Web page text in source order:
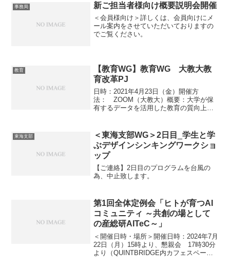
事務局 新ご担当者様向け概要説明会開催
＜会員様向け＞詳しくは、会員向けにメ
ール案内をさせていただいておりますの
でご覧ください。
教育
【教育WG】教育WG 大教大教
育改革PJ
日時：2021年4月23日（金）開催方
法： ZOOM（大教大）概要：大学が保
有するデータを活用した教育の質向上イ
東海支部
＜東海支部WG＞2日目‗学生と学
ぶデザインシンキングワークショ
ップ
【ご連絡】2日目のプログラムを台風の
為、中止致します。
第1回全体定例会「ヒトが育つAI
コミュニティ ～共創の場として
の産総研AITeC～」
＜開催日時・場所＞開催日時：2024年7月
22日（月）15時より、懇親会 17時30分
より（QUINTBRIDGE内カフェスペー